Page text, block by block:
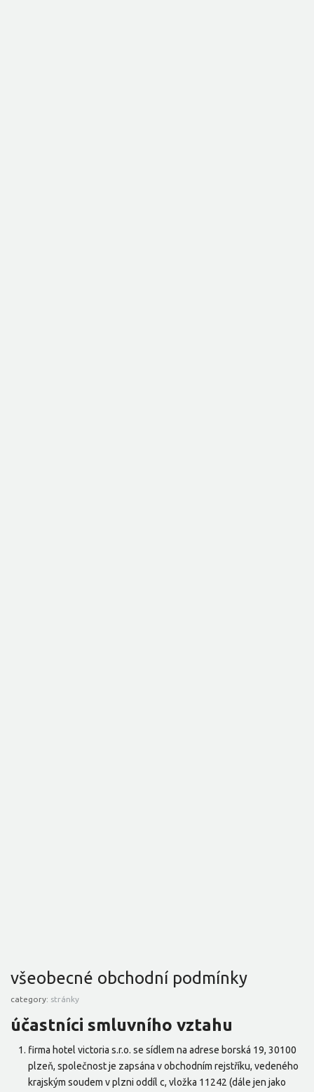
všeobecné obchodní podmínky
category: stránky
účastníci smluvního vztahu
firma hotel victoria s.r.o. se sídlem na adrese borská 19, 30100
plzeň, společnost je zapsána v obchodním rejstříku, vedeného
krajským soudem v plzni oddíl c, vložka 11242 (dále jen jako